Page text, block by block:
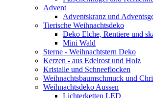
Advent
Adventskranz und
Tierische Weihnachtsdeko
Deko Elche, Rentiere und
Mini Wald
Sterne - Weihnachtstern Deko
Kerzen - aus Edelrost und Holz
Kristalle und Schneeflocken
Weihnachtsbaumschmuck und
Weihnachtsdeko Aussen
Lichterketten LED